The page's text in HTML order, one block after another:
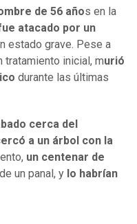
de 56 años en la
atacado por un
estado grave. Pese a
tratamiento inicial, murió
durante las últimas
cerca del
a un árbol con la
un centenar de
un panal, y lo habrían